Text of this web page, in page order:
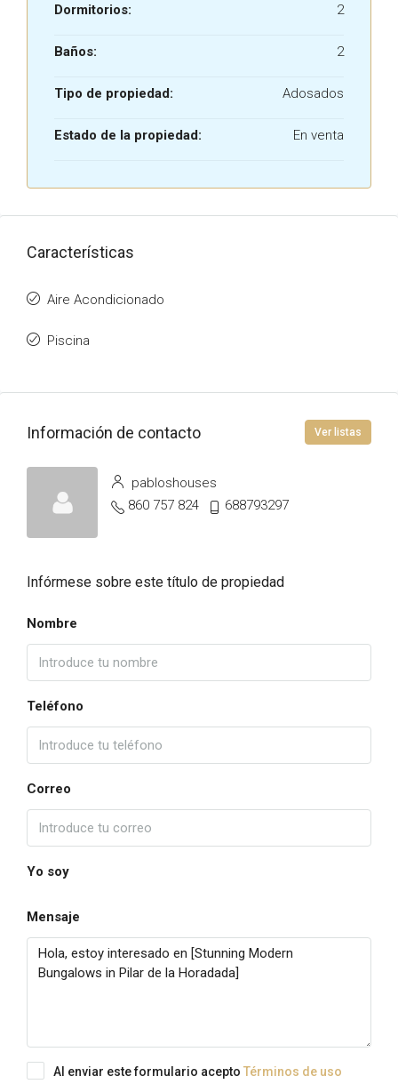
Dormitorios: 2
Baños: 2
Tipo de propiedad: Adosados
Estado de la propiedad: En venta
Características
Aire Acondicionado
Piscina
Información de contacto Ver listas
pabloshouses
860 757 824
688793297
Infórmese sobre este título de propiedad
Nombre
Teléfono
Correo
Yo soy
Mensaje
Al enviar este formulario acepto Términos de uso